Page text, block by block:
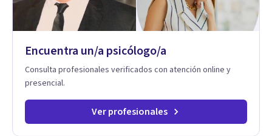
Encuentra un/a psicólogo/a
Consulta profesionales verificados con atención online y
presencial.
Ver profesionales